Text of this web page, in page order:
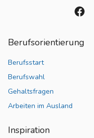
Berufsorientierung
Berufsstart
Berufswahl
Gehaltsfragen
Arbeiten im Ausland
Inspiration